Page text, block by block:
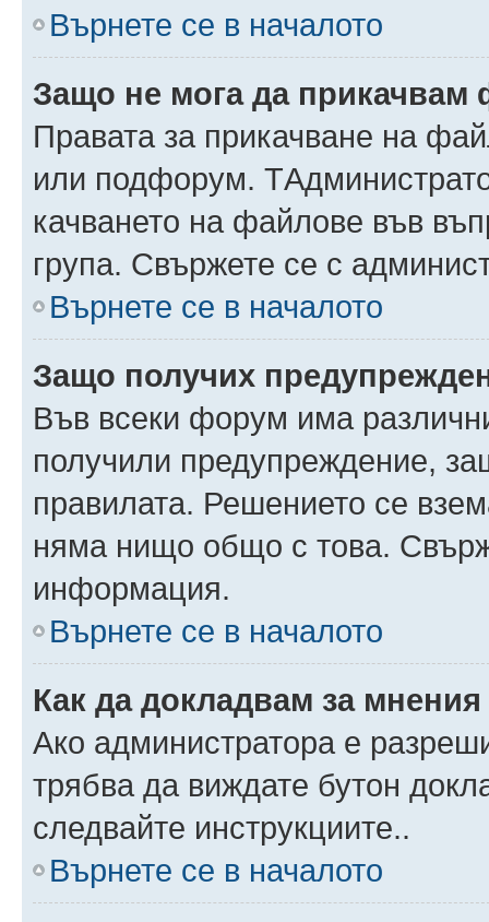
Върнете се в началото
Защо не мога да прикачвам
Правата за прикачване на
или подфорум.
качването на файлове във
група. Свържете се с
Върнете се в началото
Защо получих
Във всеки форум има
получили предупреждение,
правилата. Решението се
няма нищо общо с това.
информация.
Върнете се в началото
Как да докладвам за
Ако администратора е
трябва да виждате бутон
следвайте инструкциите..
Върнете се в началото